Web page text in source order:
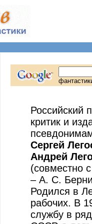
Российский
критик и
Сергей
Андрей
(совместно
– А. С.
Родился в
рабочих. В
службу в